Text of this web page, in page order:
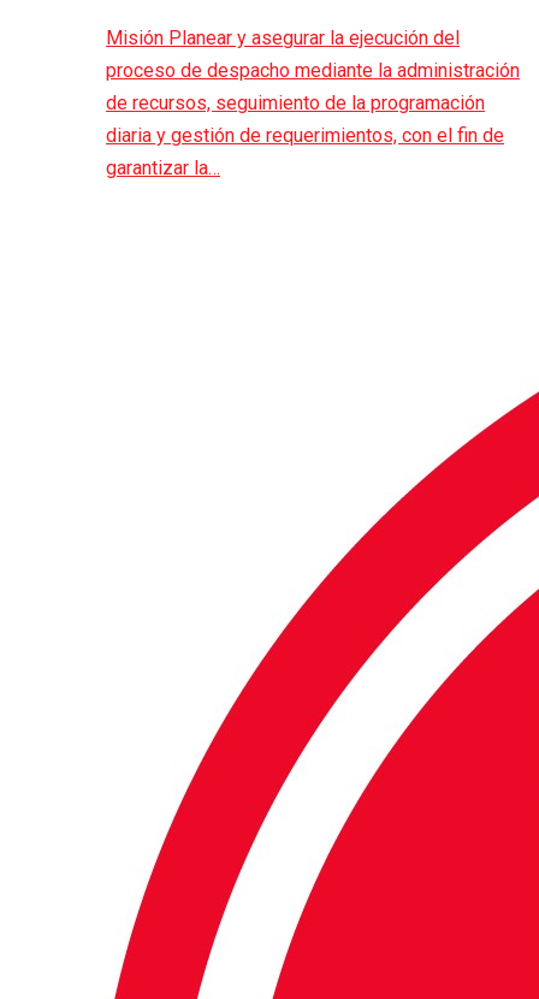
Misión Planear y asegurar la ejecución del
proceso de despacho mediante la administración
de recursos, seguimiento de la programación
diaria y gestión de requerimientos, con el fin de
garantizar la…